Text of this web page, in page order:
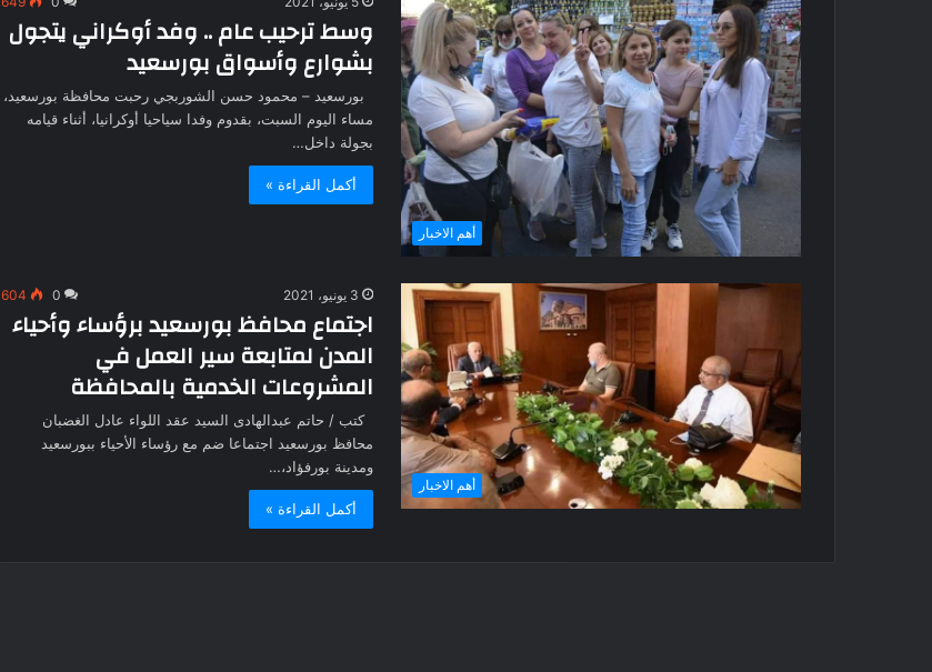
أهم الاخبار
وسط ترحيب عام .. وفد أوكراني يتجول
بشوارع وأسواق بورسعيد
بورسعيد – محمود حسن الشوربجي رحبت محافظة بورسعيد،
مساء اليوم السبت، بقدوم وفدا سياحيا أوكرانيا، أثناء قيامه
بجولة داخل…
أكمل القراءة »
أهم الاخبار
3 يونيو، 2021 0
604
اجتماع محافظ بورسعيد برؤساء وأحياء
المدن لمتابعة سير العمل في
المشروعات الخدمية بالمحافظة
كتب / حاتم عبدالهادى السيد عقد اللواء عادل الغضبان
محافظ بورسعيد اجتماعا ضم مع رؤساء الأحياء ببورسعيد
ومدينة بورفؤاد،…
أكمل القراءة »